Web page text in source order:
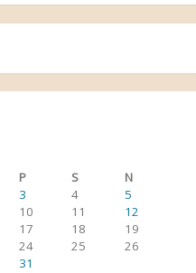
P S
N
3 4
5
10 11
12
17 18
19
24 25
26
31